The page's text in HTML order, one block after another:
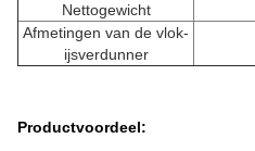
Nettogewicht
Afmetingen van de vlok-
ijsverdunner
Productvoordeel: